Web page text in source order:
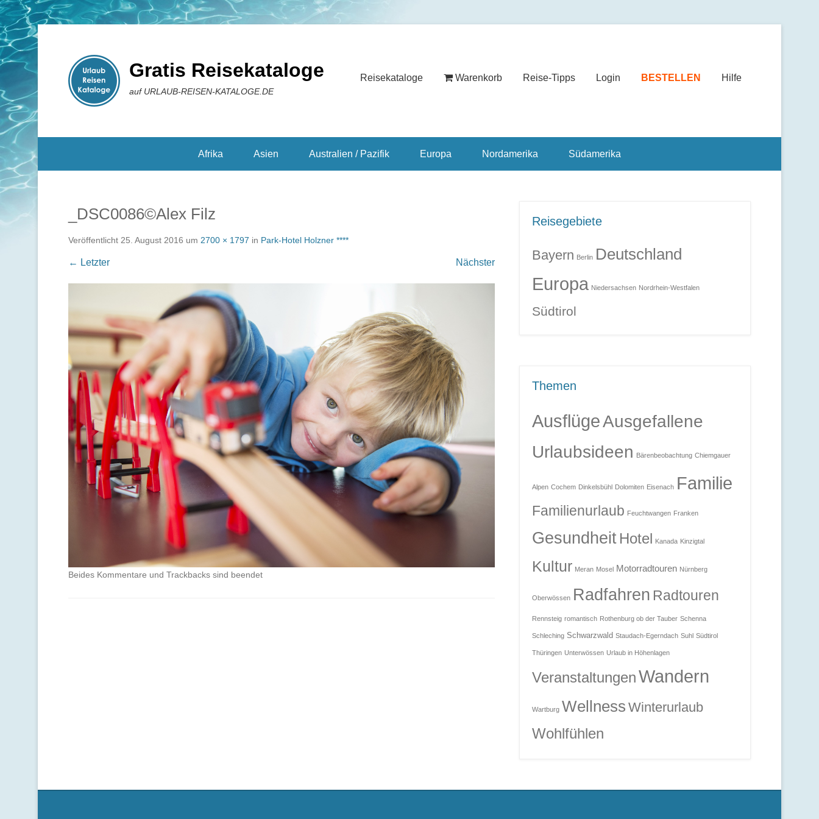
Gratis Reisekataloge
auf URLAUB-REISEN-KATALOGE.DE
Reisekataloge Warenkorb Reise-Tipps Login BESTELLEN Hilfe
Afrika Asien Australien / Pazifik Europa Nordamerika Südamerika
_DSC0086©Alex Filz
Veröffentlicht 25. August 2016 um 2700 × 1797 in Park-Hotel Holzner ****
← Letzter Nächster
Beides Kommentare und Trackbacks sind beendet
Reisegebiete
Bayern Berlin Deutschland
Europa Niedersachsen Nordrhein-Westfalen
Südtirol
Themen
AusflügeAusgefallene
Urlaubsideen Bärenbeobachtung Chiemgauer
Alpen Cochem Dinkelsbühl Dolomiten Eisenach Familie
Familienurlaub Feuchtwangen Franken
Gesundheit Hotel Kanada Kinzigtal
Kultur Meran Mosel Motorradtouren Nürnberg
Oberwössen Radfahren Radtouren
Rennsteig romantisch Rothenburg ob der Tauber Schenna
Schleching Schwarzwald Staudach-Egerndach Suhl Südtirol
Thüringen Unterwössen Urlaub in Höhenlagen
VeranstaltungenWandern
Wartburg Wellness Winterurlaub
Wohlfühlen